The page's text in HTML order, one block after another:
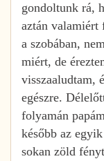
gondoltunk rá,
aztán valamiért
a szobában,
miért, de
visszaaludtam,
egészre.
folyamán
később az
sokan zöld